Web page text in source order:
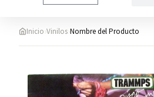
Inicio›Vinilos›Nombre del Producto